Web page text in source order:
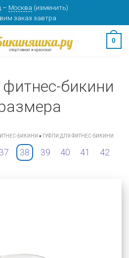
– Москва (изменить)
заказ завтра
0
бикини
БИКИНИ »ТУФЛИ ДЛЯ ФИТНЕС-БИКИНИ
37 38 39 40 41 42